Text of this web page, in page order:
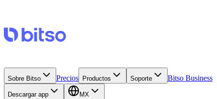
Sobre Bitso Precios Productos Soporte Bitso Business
Descargar app MX